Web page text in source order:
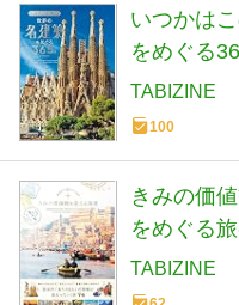
いつかは
をめぐる
TABIZINE
100
きみの価
をめぐる
TABIZINE